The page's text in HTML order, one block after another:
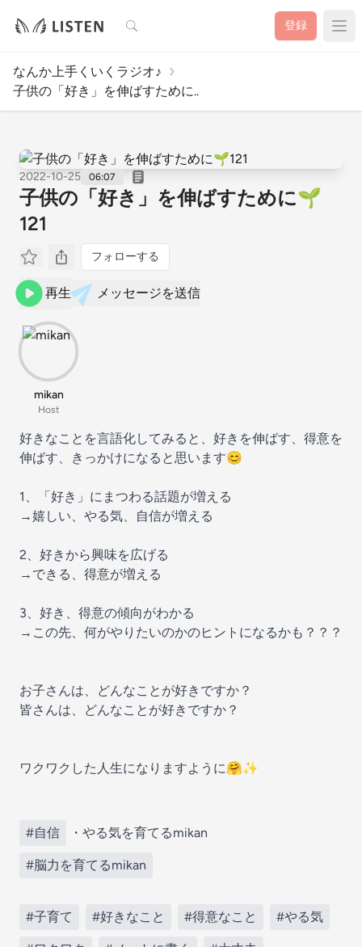
検索 登録
なんか上手くいくラジオ♪
子供の「好き」を伸ばすために..
2022-10-25 06:07
子供の「好き」を伸ばすために🌱
121
フォローする
再生 メッセージを送信
mikan
Host
好きなことを言語化してみると、好きを伸ばす、得意を
伸ばす、きっかけになると思います😊
1、「好き」にまつわる話題が増える
→嬉しい、やる気、自信が増える
2、好きから興味を広げる
→できる、得意が増える
3、好き、得意の傾向がわかる
→この先、何がやりたいのかのヒントになるかも？？？
お子さんは、どんなことが好きですか？
皆さんは、どんなことが好きですか？
ワクワクした人生になりますように🤗✨
#自信 ・やる気を育てるmikan
#脳力を育てるmikan
#子育て #好きなこと #得意なこと #やる気